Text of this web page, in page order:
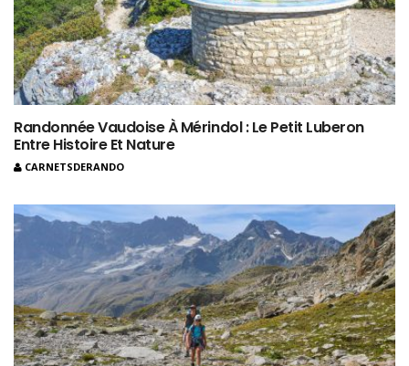
Randonnée Vaudoise À Mérindol : Le Petit Luberon
Entre Histoire Et Nature
CARNETSDERANDO